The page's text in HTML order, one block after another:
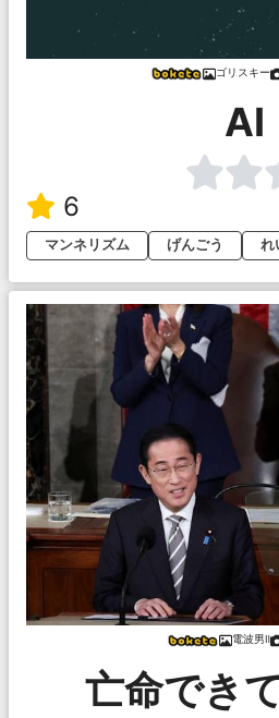
ゴリスキー
AI
6
マンネリズム
げんごう れ
電波男Ⅱ
亡命でき